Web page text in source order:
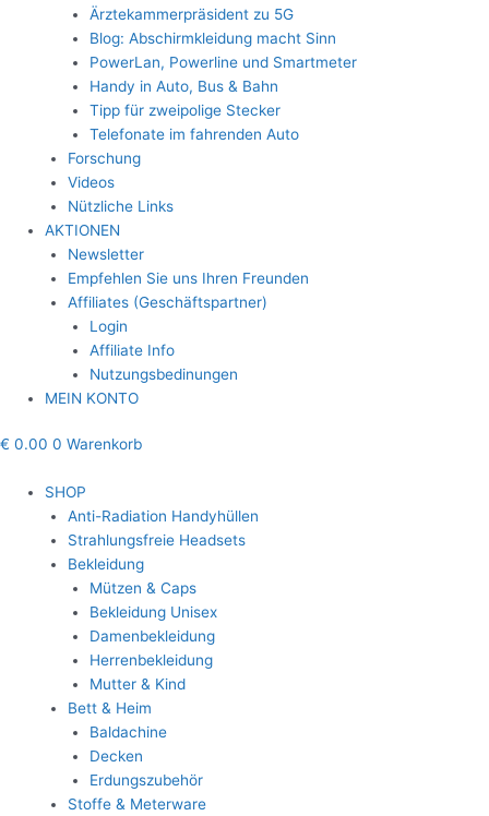
Ärztekammerpräsident zu 5G
Blog: Abschirmkleidung macht Sinn
PowerLan, Powerline und Smartmeter
Handy in Auto, Bus & Bahn
Tipp für zweipolige Stecker
Telefonate im fahrenden Auto
Forschung
Videos
Nützliche Links
AKTIONEN
Newsletter
Empfehlen Sie uns Ihren Freunden
Affiliates (Geschäftspartner)
Login
Affiliate Info
Nutzungsbedinungen
MEIN KONTO
€ 0.00 0 Warenkorb
SHOP
Anti-Radiation Handyhüllen
Strahlungsfreie Headsets
Bekleidung
Mützen & Caps
Bekleidung Unisex
Damenbekleidung
Herrenbekleidung
Mutter & Kind
Bett & Heim
Baldachine
Decken
Erdungszubehör
Stoffe & Meterware